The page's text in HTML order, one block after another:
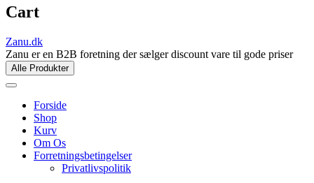
Cart
Zanu.dk
Zanu er en B2B foretning der sælger discount vare til gode priser
Alle Produkter
Forside
Shop
Kurv
Om Os
Forretningsbetingelser
Privatlivspolitik